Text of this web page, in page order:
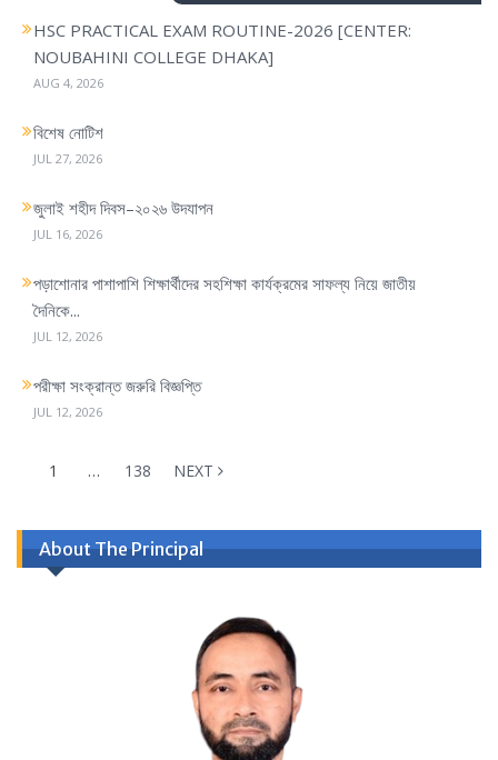
a
t
i
n
HSC PRACTICAL EXAM ROUTINE-2026 [CENTER:
NOUBAHINI COLLEGE DHAKA]
AUG 4, 2026
বিশেষ নোটিশ
JUL 27, 2026
জুলাই শহীদ দিবস–২০২৬ উদযাপন
JUL 16, 2026
পড়াশোনার পাশাপাশি শিক্ষার্থীদের সহশিক্ষা কার্যক্রমের সাফল্য নিয়ে জাতীয়
দৈনিকে...
JUL 12, 2026
পরীক্ষা সংক্রান্ত জরুরি বিজ্ঞপ্তি
JUL 12, 2026
1 … 138 NEXT
About The Principal